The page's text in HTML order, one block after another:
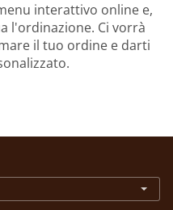
interattivo online e,
l'ordinazione. Ci vorrà
il tuo ordine e darti